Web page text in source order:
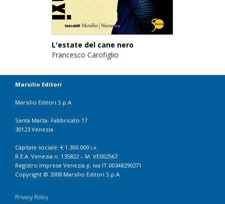
L'estate del cane nero
Francesco Carofiglio
Marsilio Editori
Marsilio Editori S.p.A.
Santa Marta- Fabbricato 17
30123 Venezia
Capitale sociale: € 1.300.000 i.v.
R.E.A. Venezia n. 135822 – M. VE002567
Registro Imprese Venezia p. iva IT 00348290271
Copyright © 2008 Marsilio Editori S.p.A.
Privacy Policy